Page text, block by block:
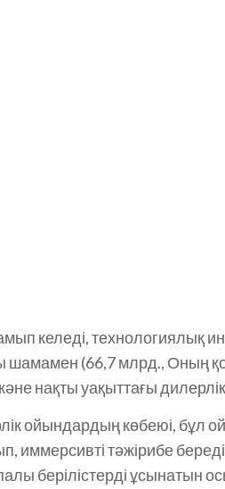
келеді,
шамамен (66,7 млрд., Оның
нақты уақыттағы
ойындардың көбеюі,
иммерсивті тәжірибе
берілістерді